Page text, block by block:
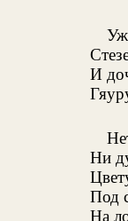
И
Ни
Под
На